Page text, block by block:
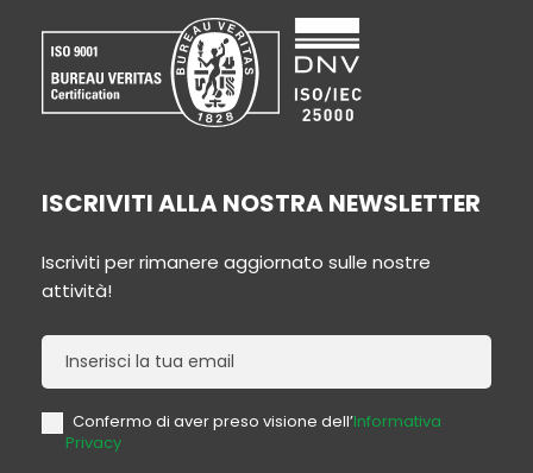
ISCRIVITI ALLA NOSTRA NEWSLETTER
Iscriviti per rimanere aggiornato sulle nostre
attività!
Newsletter
Confermo di aver preso visione dell’Informativa
Privacy